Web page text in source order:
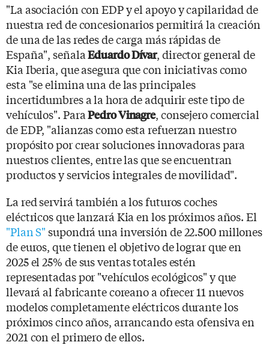
"La asociación con EDP y el apoyo y capilaridad de
nuestra red de concesionarios permitirá la creación
de una de las redes de carga más rápidas de
España", señalaEduardo Dívar, director general de
Kia Iberia, que asegura que con iniciativas como
esta "se elimina una de las principales
incertidumbres a la hora de adquirir este tipo de
vehículos". ParaPedro Vinagre, consejero comercial
de EDP, "alianzas como esta refuerzan nuestro
propósito por crear soluciones innovadoras para
nuestros clientes, entre las que se encuentran
productos y servicios integrales de movilidad".
La red servirá también a los futuros coches
eléctricos que lanzará Kia en los próximos años. El
"Plan S"supondrá una inversión de 22.500 millones
de euros, que tienen el objetivo de lograr que en
2025 el 25% de sus ventas totales estén
representadas por "vehículos ecológicos" y que
llevará al fabricante coreano a ofrecer 11 nuevos
modelos completamente eléctricos durante los
próximos cinco años, arrancando esta ofensiva en
2021 con el primero de ellos.